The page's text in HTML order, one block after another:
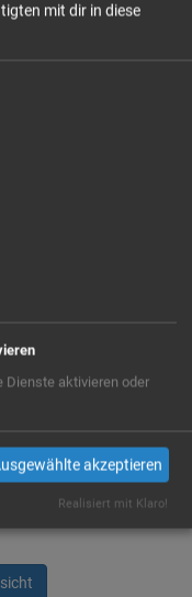
Stellen auf der Karte
Anbieter, der Cookies
Cookies zustimmst,
deiner Daten in
mit dir in diese
Dienste aktivieren oder
akzeptieren
Realisiert mit Klaro!